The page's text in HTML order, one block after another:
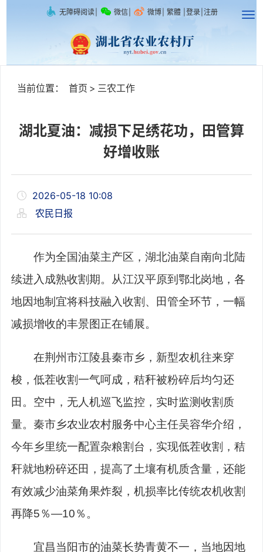
无障碍阅读 微信 微博 繁體 登录 注册
当前位置： 首页 > 三农工作
湖北夏油：减损下足绣花功，田管算
好增收账
2026-05-18 10:08
农民日报
作为全国油菜主产区，湖北油菜自南向北陆
续进入成熟收割期。从江汉平原到鄂北岗地，各
地因地制宜将科技融入收割、田管全环节，一幅
减损增收的丰景图正在铺展。
在荆州市江陵县秦市乡，新型农机往来穿
梭，低茬收割一气呵成，秸秆被粉碎后均匀还
田。空中，无人机巡飞监控，实时监测收割质
量。秦市乡农业农村服务中心主任吴容华介绍，
今年乡里统一配置杂粮割台，实现低茬收割，秸
秆就地粉碎还田，提高了土壤有机质含量，还能
有效减少油菜角果炸裂，机损率比传统农机收割
再降5％—10％。
宜昌当阳市的油菜长势青黄不一，当地因地